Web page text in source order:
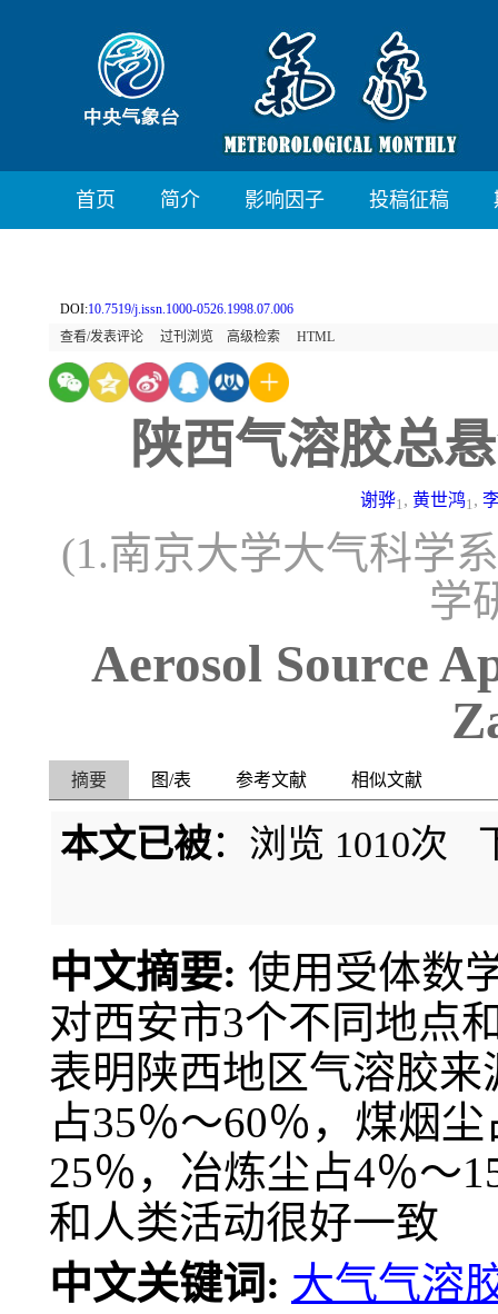
首页 简介 影响因子 投稿征稿
DOI:10.7519/j.issn.1000-0526.1998.07.006
查看/发表评论
过刊浏览 高级检索 HTML
陕西气溶胶总
谢骅1, 黄世鸿1,
(1.南京大学大气科学
学
Aerosol Source
摘要 图/表 参考文献 相似文献
本文已被：浏览 1010次
中文摘要: 使用受体数
对西安市3个不同地点
表明陕西地区气溶胶
占35％～60％，煤烟
25％，冶炼尘占4％～
和人类活动很好一致
中文关键词: 大气气溶